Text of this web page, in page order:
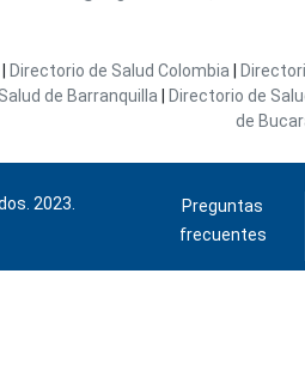
Directorio de Salud Colombia
de Barranquilla Directorio de
de
2023.
Preguntas
frecuentes